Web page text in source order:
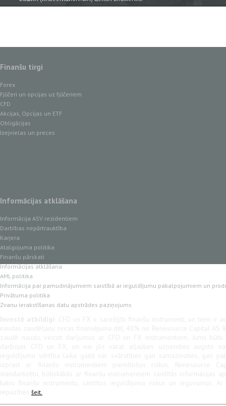
Finanšu tirgi
Forex
Fjūčeri un opcijas uz fjūčeriem
CFD
Akcijas, Opcijas un ETF
Obligācijas
Izejvielas un preces
Informācijas atklāšana
Informācija ASV rezidentiem
Darbības nepārtrauktība
Karjera
Atalgojuma politika
Finanšu pārskati
Informācijas atklāšana
AML politika
Informācija par pamudinājumiem saistībā ar ieguldījumu pakalpojumiem un
Privātuma politika
Zvanu ierakstīšanas datu apstrādes paziņojums
šeit.